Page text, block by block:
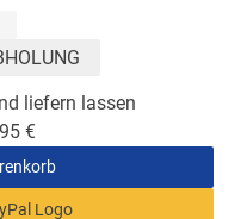
liefern lassen
€